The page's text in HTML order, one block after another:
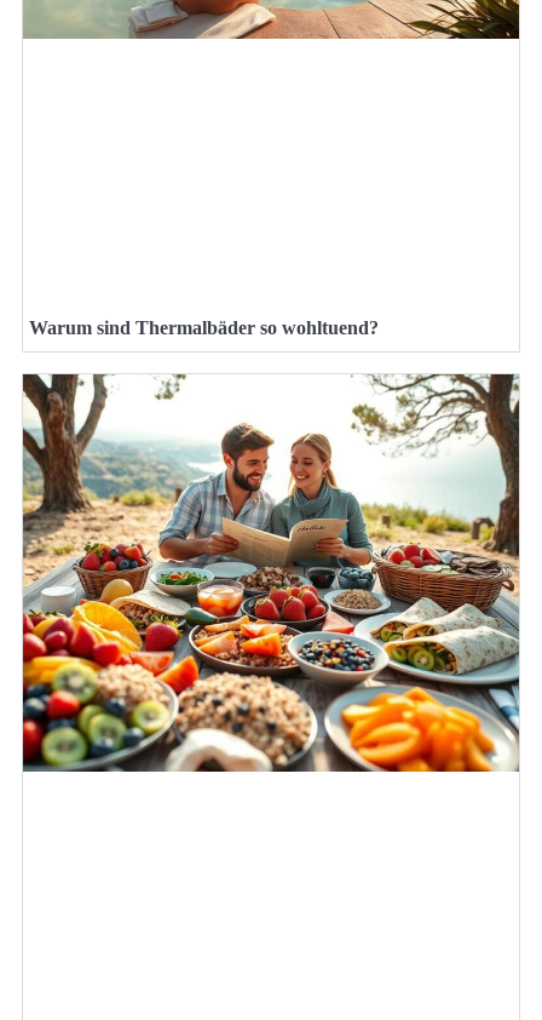
Warum sind Thermalbäder so wohltuend?